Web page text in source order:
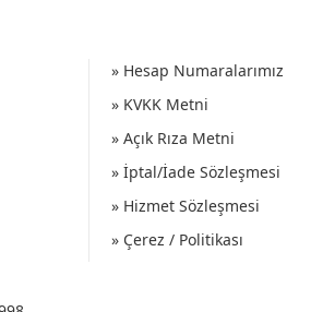
» Hesap Numaralarımız
» KVKK Metni
» Açık Rıza Metni
» İptal/İade Sözleşmesi
» Hizmet Sözleşmesi
» Çerez / Politikası